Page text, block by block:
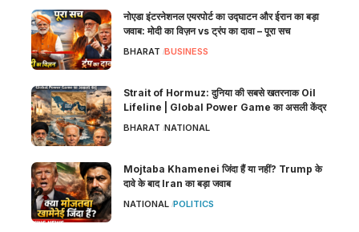
नोएडा इंटरनेशनल एयरपोर्ट का उद्घाटन और ईरान का बड़ा
जवाब: मोदी का विज़न vs ट्रंप का दावा – पूरा सच
BHARAT BUSINESS
Strait of Hormuz: दुनिया की सबसे खतरनाक Oil
Lifeline | Global Power Game का असली केंद्र
BHARAT NATIONAL
Mojtaba Khamenei जिंदा हैं या नहीं? Trump के
दावे के बाद Iran का बड़ा जवाब
NATIONAL POLITICS